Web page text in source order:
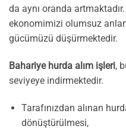
da aynı oranda
ekonomimizi olumsuz
gücümüzü düşürmektedir.
Bahariye hurda alım işleri,
seviyeye indirmektedir.
Tarafınızdan alınan
dönüştürülmesi,